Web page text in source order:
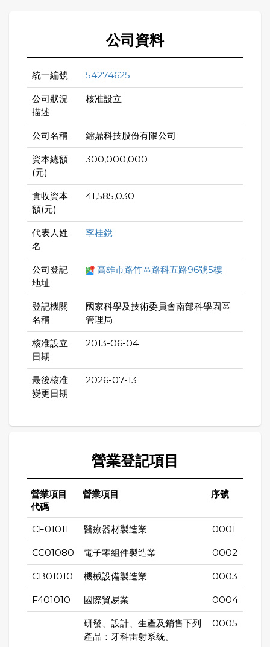
公司資料
統一編號 54274625
公司狀況
描述
核准設立
公司名稱 鐳鼎科技股份有限公司
資本總額
(元)
300,000,000
實收資本
額(元)
41,585,030
代表人姓
名
李桂銳
公司登記
地址
高雄市路竹區路科五路96號5樓
登記機關
名稱
國家科學及技術委員會南部科學園區
管理局
核准設立
日期
2013-06-04
最後核准
變更日期
2026-07-13
營業登記項目
營業項目
代碼
營業項目 序號
CF01011 醫療器材製造業 0001
CC01080 電子零組件製造業 0002
CB01010 機械設備製造業 0003
F401010 國際貿易業 0004
研發、設計、生產及銷售下列
產品：牙科雷射系統。
0005